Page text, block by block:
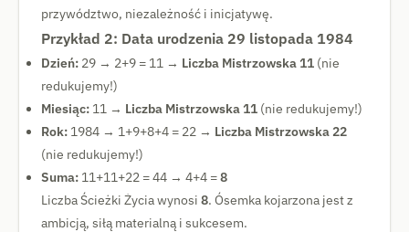
przywództwo, niezależność i inicjatywę.
Przykład 2: Data urodzenia 29 listopada 1984
Dzień: 29 → 2+9 = 11 → Liczba Mistrzowska 11 (nie
redukujemy!)
Miesiąc: 11 → Liczba Mistrzowska 11 (nie redukujemy!)
Rok: 1984 → 1+9+8+4 = 22 → Liczba Mistrzowska 22
(nie redukujemy!)
Suma: 11+11+22 = 44 → 4+4 =8
Liczba Ścieżki Życia wynosi 8. Ósemka kojarzona jest z
ambicją, siłą materialną i sukcesem.